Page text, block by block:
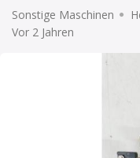
Sonstige Maschinen
Vor 2 Jahren